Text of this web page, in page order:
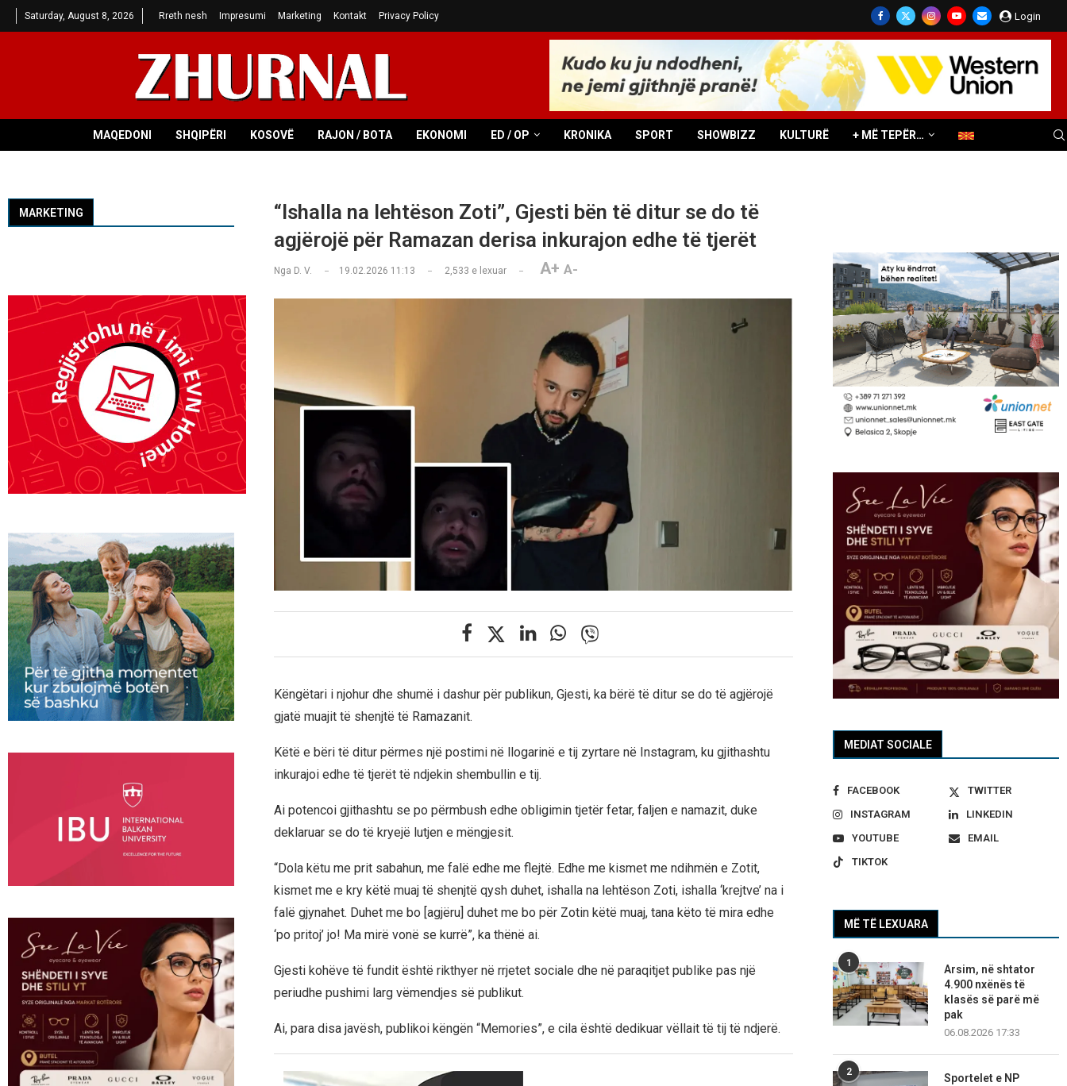
Saturday, August 8, 2026 Rreth nesh Impresumi Marketing Kontakt Privacy Policy Login
MAQEDONI SHQIPËRI KOSOVË RAJON / BOTA EKONOMI ED / OP KRONIKA SPORT SHOWBIZZ KULTURË + MË TEPËR…
“Ishalla na lehtëson Zoti”, Gjesti bën të ditur se do të
agjërojë për Ramazan derisa inkurajon edhe të tjerët
Nga D. V. 19.02.2026 11:13 2,533 e lexuar A+ A-
Këngëtari i njohur dhe shumë i dashur për publikun, Gjesti, ka bërë të ditur se do të agjërojë
gjatë muajit të shenjtë të Ramazanit.
Këtë e bëri të ditur përmes një postimi në llogarinë e tij zyrtare në Instagram, ku gjithashtu
inkurajoi edhe të tjerët të ndjekin shembullin e tij.
Ai potencoi gjithashtu se po përmbush edhe obligimin tjetër fetar, faljen e namazit, duke
deklaruar se do të kryejë lutjen e mëngjesit.
“Dola këtu me prit sabahun, me falë edhe me flejtë. Edhe me kismet me ndihmën e Zotit,
kismet me e kry këtë muaj të shenjtë qysh duhet, ishalla na lehtëson Zoti, ishalla ‘krejtve’ na i
falë gjynahet. Duhet me bo [agjëru] duhet me bo për Zotin këtë muaj, tana këto të mira edhe
‘po pritoj’ jo! Ma mirë vonë se kurrë”, ka thënë ai.
Gjesti kohëve të fundit është rikthyer në rrjetet sociale dhe në paraqitjet publike pas një
periudhe pushimi larg vëmendjes së publikut.
Ai, para disa javësh, publikoi këngën “Memories”, e cila është dedikuar vëllait të tij të ndjerë.
MEDIAT SOCIALE
FACEBOOK
TWITTER
INSTAGRAM
LINKEDIN
YOUTUBE
EMAIL
TIKTOK
MË TË LEXUARA
1
Arsim, në shtator
4.900 nxënës të
klasës së parë më
pak
06.08.2026 17:33
2
Sportelet e NP
MARKETING